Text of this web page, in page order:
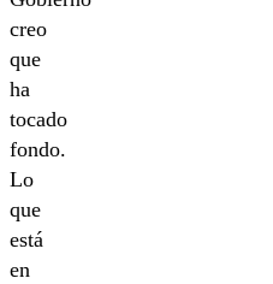
creo
que
ha
tocado
fondo.
Lo
que
está
en